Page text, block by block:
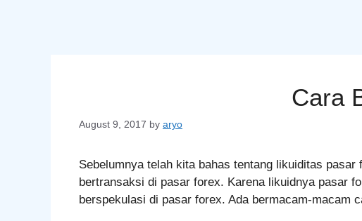
Cara
August 9, 2017 by aryo
Sebelumnya telah kita bahas tentang likuiditas
bertransaksi di pasar forex. Karena likuidnya pasar
berspekulasi di pasar forex. Ada bermacam-